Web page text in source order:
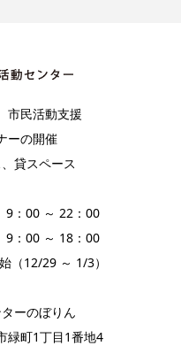
市民活動支援
ーの開催
貸スペース
：00 ～ 22：00
～ 18：00
12/29 ～ 1/3）
ーのぼりん
緑町1丁目1番地4